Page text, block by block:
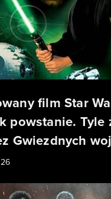
film Star
powstanie. Tyle
Gwiezdnych